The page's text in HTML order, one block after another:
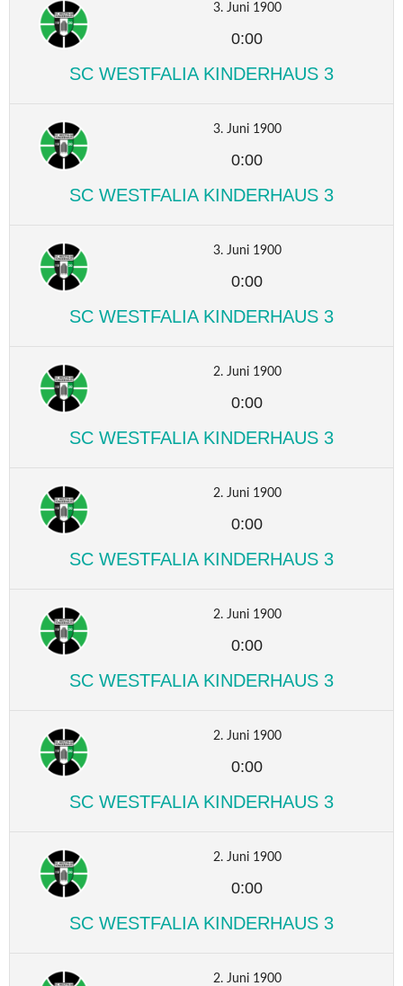
3. Juni 1900
0:00
SC WESTFALIA KINDERHAUS 3
3. Juni 1900
0:00
SC WESTFALIA KINDERHAUS 3
3. Juni 1900
0:00
SC WESTFALIA KINDERHAUS 3
2. Juni 1900
0:00
SC WESTFALIA KINDERHAUS 3
2. Juni 1900
0:00
SC WESTFALIA KINDERHAUS 3
2. Juni 1900
0:00
SC WESTFALIA KINDERHAUS 3
2. Juni 1900
0:00
SC WESTFALIA KINDERHAUS 3
2. Juni 1900
0:00
SC WESTFALIA KINDERHAUS 3
2. Juni 1900